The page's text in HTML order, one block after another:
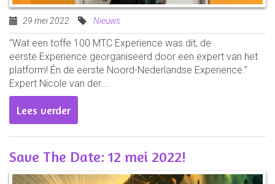
29 mei 2022 Nieuws
“Wat een toffe 100 MTC Experience was dit; de
eerste Experience georganiseerd door een expert van het
platform! Én de eerste Noord-Nederlandse Experience.”
Expert Nicole van der...
Lees verder
Save The Date: 12 mei 2022!